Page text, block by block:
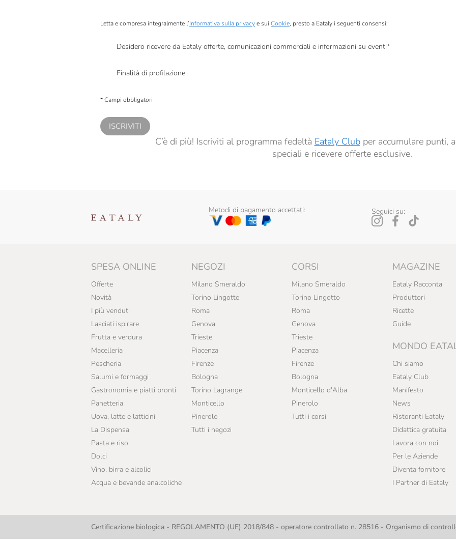
Letta e compresa integralmente l’Informativa sulla privacye sui Cookie, presto a Eataly i seguenti consensi:
Desidero ricevere da Eataly offerte, comunicazioni commerciali e informazioni su eventi*
Finalità di profilazione
* Campi obbligatori
ISCRIVITI
C’è di più! Iscriviti al programma fedeltà Eataly Clubper accumulare punti,
speciali e ricevere offerte esclusive.
Metodi di pagamento accettati: Seguici su:
SPESA ONLINE
Offerte
Novità
I più venduti
Lasciati ispirare
Frutta e verdura
Macelleria
Pescheria
Salumi e formaggi
Gastronomia e piatti pronti
Panetteria
Uova, latte e latticini
La Dispensa
Pasta e riso
Dolci
Vino, birra e alcolici
Acqua e bevande analcoliche
NEGOZI
Milano Smeraldo
Torino Lingotto
Roma
Genova
Trieste
Piacenza
Firenze
Bologna
Torino Lagrange
Monticello
Pinerolo
Tutti i negozi
CORSI
Milano Smeraldo
Torino Lingotto
Roma
Genova
Trieste
Piacenza
Firenze
Bologna
Monticello d'Alba
Pinerolo
Tutti i corsi
MAGAZINE
Eataly Racconta
Produttori
Ricette
Guide
MONDO
Chi siamo
Eataly Club
Manifesto
News
Ristoranti Eataly
Didattica gratuita
Lavora con noi
Per le Aziende
Diventa fornitore
I Partner di Eataly
Certificazione biologica - REGOLAMENTO (UE) 2018/848 - operatore controllato n. 28516 - Organismo di